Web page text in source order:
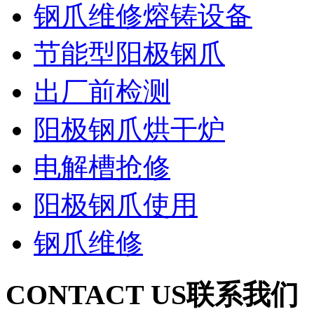
钢爪维修熔铸设备
节能型阳极钢爪
出厂前检测
阳极钢爪烘干炉
电解槽抢修
阳极钢爪使用
钢爪维修
CONTACT US联系我们